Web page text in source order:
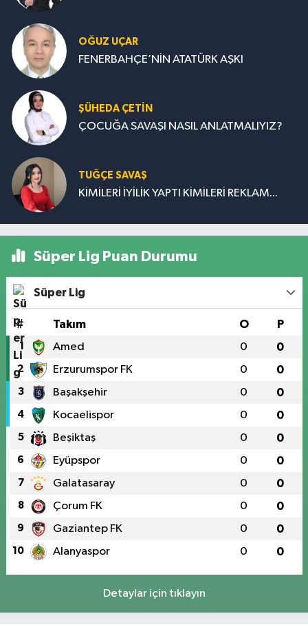
OĞUZ UÇAR
FENERBAHÇE’NİN ATATÜRK AŞKI
ŞÜHEDA ÇETİN
ÇOCUĞA SAVAŞI NASIL ANLATMALIYIZ?
TUĞÇE SAVAŞ
KİMİLERİ İYİLİK YAPTI KİMİLERİ REKLAM...
Süper Lig Puan Durumu
Süper Lig
# Takım O P
1 Amed 0 0
2 Erzurumspor FK 0 0
3 Başakşehir 0 0
4 Kocaelispor 0 0
5 Beşiktaş 0 0
6 Eyüpspor 0 0
7 Galatasaray 0 0
8 Çorum FK 0 0
9 Gaziantep FK 0 0
10 Alanyaspor 0 0
Detaylar için tıklayın